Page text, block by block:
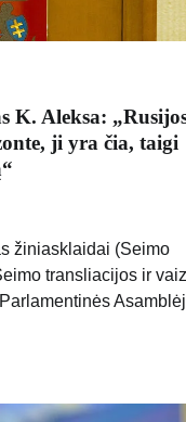
K. Aleksa:
ji yra čia, taigi
žiniasklaidai (Seimo
transliacijos ir